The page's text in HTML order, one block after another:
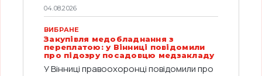
04.08.2026
ВИБРАНЕ
Закупівля медобладнання з
переплатою: у Вінниці повідомили
про підозру посадовцю медзакладу
У Вінниці правоохоронці повідомили про